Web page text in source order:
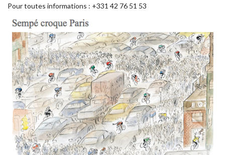
Pour toutes informations : +331 42 76 51 53